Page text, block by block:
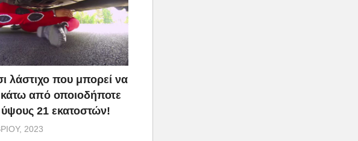
λάστιχο που μπορεί να
από οποιοδήποτε
21 εκατοστών!
2023